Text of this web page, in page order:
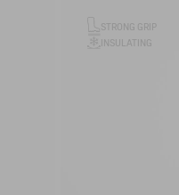
STRONG GRIP
INSULATING